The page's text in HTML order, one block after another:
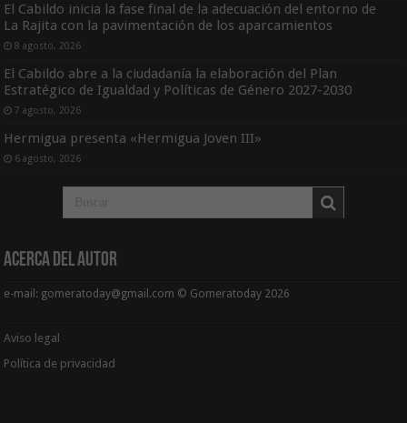
El Cabildo inicia la fase final de la adecuación del entorno de
La Rajita con la pavimentación de los aparcamientos
8 agosto, 2026
El Cabildo abre a la ciudadanía la elaboración del Plan
Estratégico de Igualdad y Políticas de Género 2027-2030
7 agosto, 2026
Hermigua presenta «Hermigua Joven III»
6 agosto, 2026
Acerca del Autor
e-mail: gomeratoday@gmail.com © Gomeratoday 2026
Aviso legal
Política de privacidad